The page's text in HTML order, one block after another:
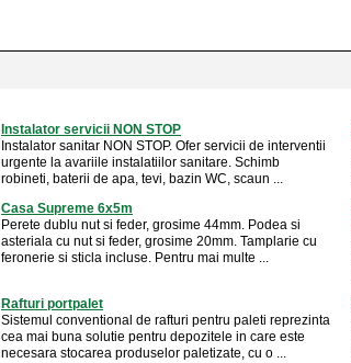
Instalator servicii NON STOP
Instalator sanitar NON STOP. Ofer servicii de interventii
urgente la avariile instalatiilor sanitare. Schimb
robineti, baterii de apa, tevi, bazin WC, scaun ...
Casa Supreme 6x5m
Perete dublu nut si feder, grosime 44mm. Podea si
asteriala cu nut si feder, grosime 20mm. Tamplarie cu
feronerie si sticla incluse. Pentru mai multe ...
Rafturi portpalet
Sistemul conventional de rafturi pentru paleti reprezinta
cea mai buna solutie pentru depozitele in care este
necesara stocarea produselor paletizate, cu o ...